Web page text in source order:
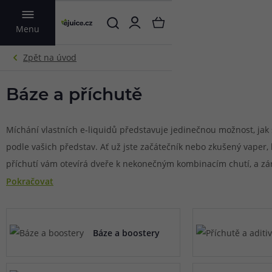
Menu
VYHLEDAT
Báze a příchutě
Míchání vlastních e-liquidů představuje jedinečnou možnost,
podle vašich představ. Ať už jste začátečník nebo zkušený vaper,
příchutí vám otevírá dveře k nekonečným kombinacím chutí, a
ušetřit značné prostředky oproti hotovým e-liquidům. Díky
Co jsou báze a příchutě pro e-
Pokračovat
Báze a boostery